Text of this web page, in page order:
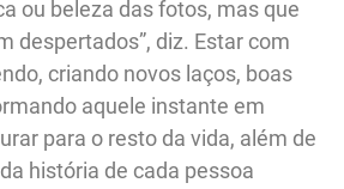
ou beleza das fotos, mas que
despertados”, diz. Estar com
criando novos laços, boas
aquele instante em
para o resto da vida, além de
história de cada pessoa